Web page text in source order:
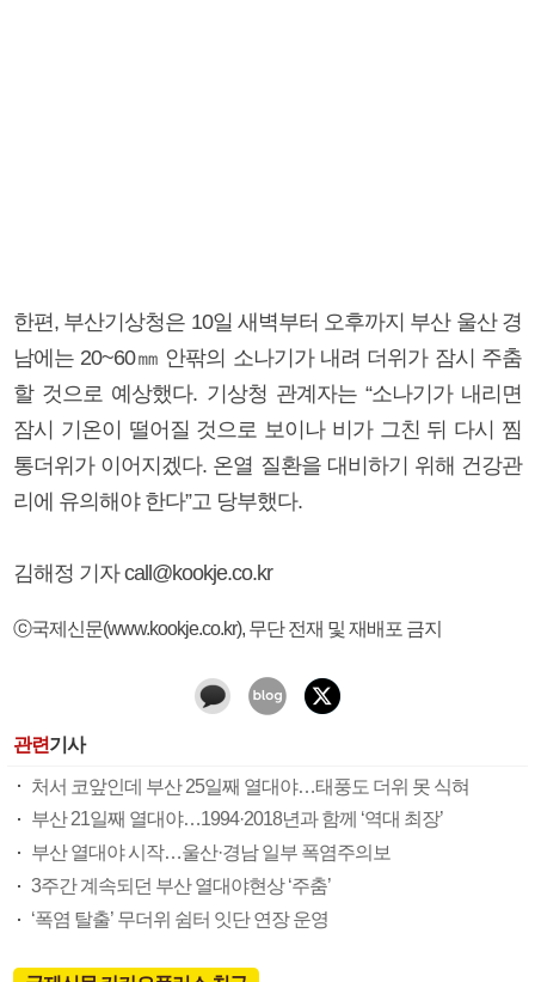
한편, 부산기상청은 10일 새벽부터 오후까지 부산 울산 경
남에는 20~60㎜ 안팎의 소나기가 내려 더위가 잠시 주춤
할 것으로 예상했다. 기상청 관계자는 “소나기가 내리면
잠시 기온이 떨어질 것으로 보이나 비가 그친 뒤 다시 찜
통더위가 이어지겠다. 온열 질환을 대비하기 위해 건강관
리에 유의해야 한다”고 당부했다.
김해정 기자 call@kookje.co.kr
ⓒ국제신문(www.kookje.co.kr), 무단 전재 및 재배포 금지
관련기사
처서 코앞인데 부산 25일째 열대야…태풍도 더위 못 식혀
부산 21일째 열대야…1994·2018년과 함께 ‘역대 최장’
부산 열대야 시작…울산·경남 일부 폭염주의보
3주간 계속되던 부산 열대야현상 ‘주춤’
‘폭염 탈출’ 무더위 쉼터 잇단 연장 운영